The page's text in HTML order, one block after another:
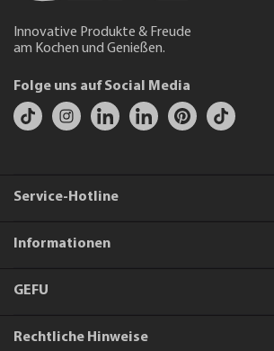
Innovative Produkte & Freude
am Kochen und Genießen.
Folge uns auf Social Media
Service-Hotline
Informationen
GEFU
Rechtliche Hinweise